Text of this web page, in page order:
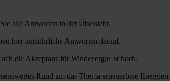
alle Antworten in der Übersicht.
hier ausführliche Antworten darauf.
die Akzeptanz für Windenergie ist hoch.
Rund um das Thema erneuerbare Energien.